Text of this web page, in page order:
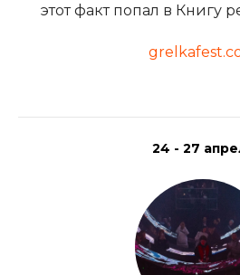
этот факт попал в Книгу
24 - 27